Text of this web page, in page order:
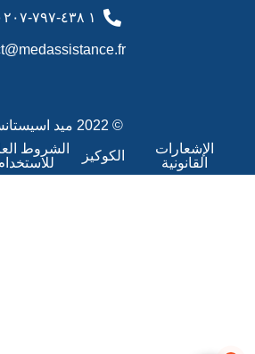
١ ٤٣٨-٧٩٧-٠٢٠٧+
© 2022 ميد اسيستانس
الإشعارات
القانونية
الكوكيز
الشروط